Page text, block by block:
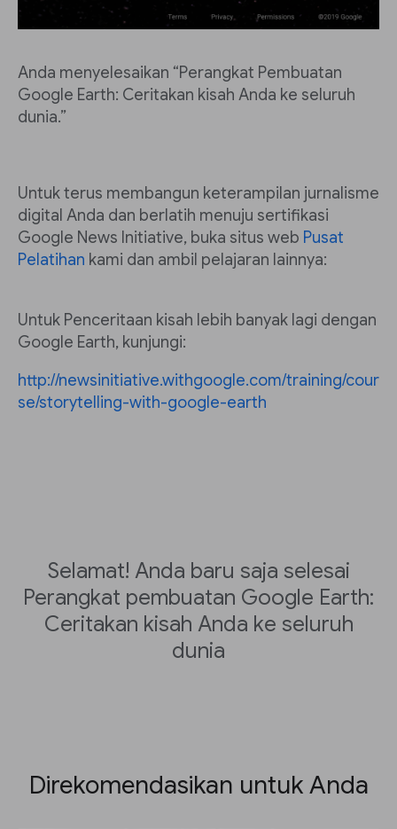
Anda menyelesaikan “Perangkat Pembuatan
Google Earth: Ceritakan kisah Anda ke seluruh
dunia.”
Untuk terus membangun keterampilan jurnalisme
digital Anda dan berlatih menuju sertifikasi
Google News Initiative, buka situs web Pusat
Pelatihan kami dan ambil pelajaran lainnya:
Untuk Penceritaan kisah lebih banyak lagi dengan
Google Earth, kunjungi:
http://newsinitiative.withgoogle.com/training/cour
se/storytelling-with-google-earth
Selamat! Anda baru saja selesai
Perangkat pembuatan Google Earth:
Ceritakan kisah Anda ke seluruh
dunia
Direkomendasikan untuk Anda